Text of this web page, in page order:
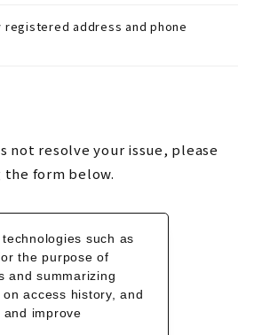
such as
the purpose of
and summarizing
access history, and
improve
registered address and phone
not resolve your issue, please
the form below.
BACK